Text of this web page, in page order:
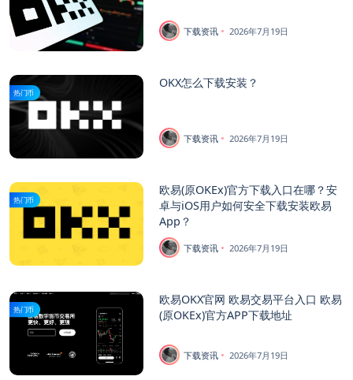
下载资讯 2026年7月19日
热门币
OKX怎么下载安装？
下载资讯 2026年7月19日
热门币
欧易(原OKEx)官方下载入口在哪？安
卓与iOS用户如何安全下载安装欧易
App？
下载资讯 2026年7月19日
热门币
欧易OKX官网 欧易交易平台入口 欧易
(原OKEx)官方APP下载地址
下载资讯 2026年7月19日